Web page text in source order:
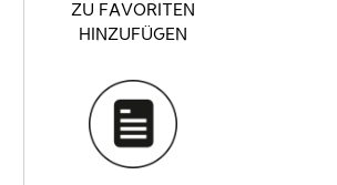
ZU FAVORITEN
HINZUFÜGEN